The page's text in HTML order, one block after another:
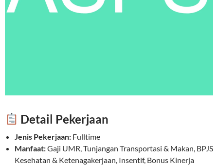
Detail Pekerjaan
Jenis Pekerjaan: Fulltime
Manfaat:Gaji UMR, Tunjangan Transportasi & Makan, BPJS
Kesehatan & Ketenagakerjaan, Insentif, Bonus Kinerja